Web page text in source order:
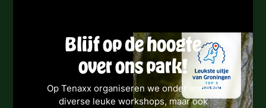
Blijf op de hoogte
over ons park!
Op Tenaxx organiseren we onder andere
diverse leuke workshops, maar ook